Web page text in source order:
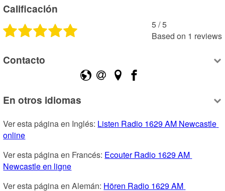
Calificación
5 /5
Based on 1 reviews
Contacto
En otros idiomas
Ver esta página en Inglés: Listen Radio 1629 AM Newcastle
online
Ver esta página en Francés: Ecouter Radio 1629 AM
Newcastle en ligne
Ver esta página en Alemán: Hören Radio 1629 AM